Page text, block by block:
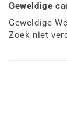
Geweldige
Geweldige
Zoek niet